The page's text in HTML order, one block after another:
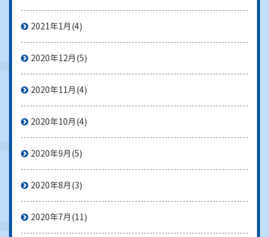
2021年1月 (4)
2020年12月 (5)
2020年11月 (4)
2020年10月 (4)
2020年9月 (5)
2020年8月 (3)
2020年7月 (11)